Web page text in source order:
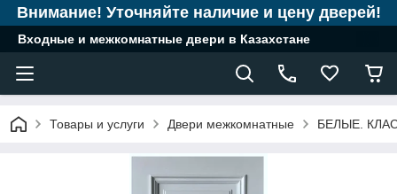
Внимание! Уточняйте наличие и цену дверей!
Входные и межкомнатные двери в Казахстане
Товары и услуги Двери межкомнатные БЕЛЫЕ.